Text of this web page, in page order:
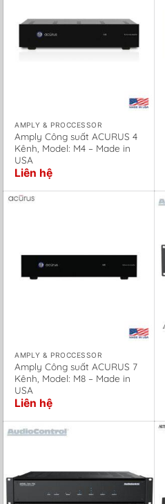
AMPLY & PROCCESSOR
Amply Công suất ACURUS 4
Kênh, Model: M4 – Made in
USA
Liên hệ
AMPLY & PROCCESSOR
Amply Công suất ACURUS 7
Kênh, Model: M8 – Made in
USA
Liên hệ